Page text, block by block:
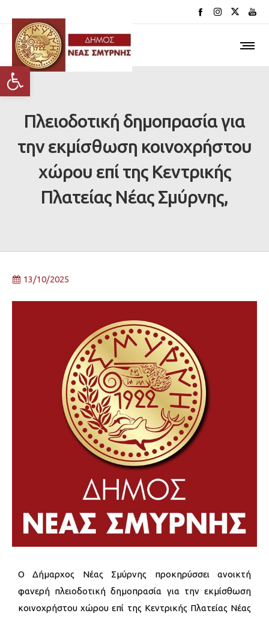
Ανοίξτε τη γραμμή εργαλείων
Πλειοδοτική δημοπρασία για
την εκμίσθωση κοινοχρήστου
χώρου επί της Κεντρικής
Πλατείας Νέας Σμύρνης,
13/10/2025
Ο Δήμαρχος Νέας Σμύρνης προκηρύσσει ανοικτή
φανερή πλειοδοτική δημοπρασία για την εκμίσθωση
κοινοχρήστου χώρου επί της Κεντρικής Πλατείας Νέας